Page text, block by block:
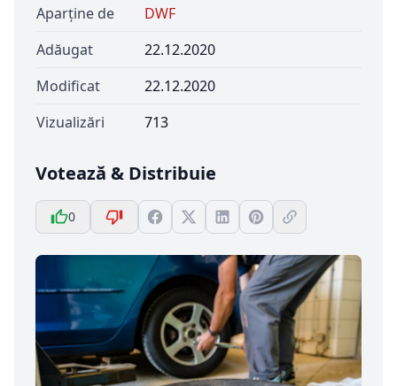
Aparține de
DWF
Adăugat
22.12.2020
Modificat
22.12.2020
Vizualizări
713
Votează & Distribuie
0